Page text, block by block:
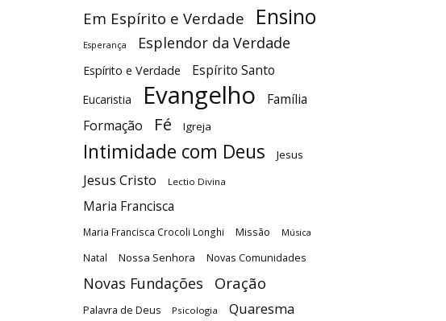
Em Espírito e Verdade Ensino
Esperança Esplendor da Verdade
Espírito e Verdade Espírito Santo
Eucaristia Evangelho
Família
Formação
Fé Igreja
Intimidade com Deus Jesus
Jesus Cristo Lectio Divina
Maria Francisca
Maria Francisca Crocoli Longhi Missão Música
Natal Nossa Senhora Novas Comunidades
Novas Fundações Oração
Palavra de Deus Psicologia Quaresma